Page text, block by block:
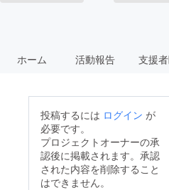
ホーム 活動報告 支援者
投稿するには ログイン が
必要です。
プロジェクトオーナーの承
認後に掲載されます。承認
された内容を削除すること
はできません。